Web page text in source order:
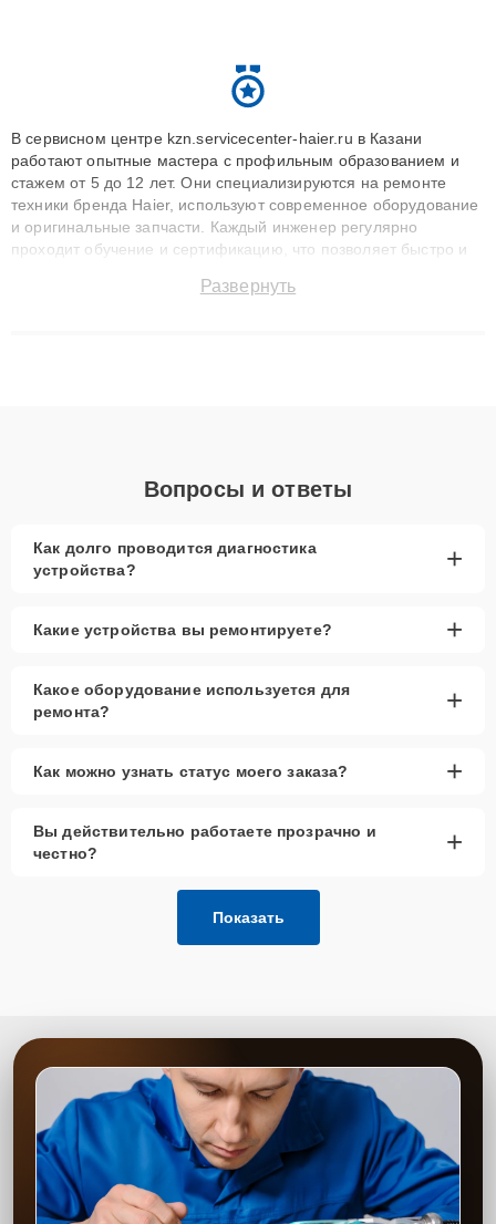
В сервисном центре kzn.servicecenter-haier.ru в Казани
работают опытные мастера с профильным образованием и
стажем от 5 до 12 лет. Они специализируются на ремонте
техники бренда Haier, используют современное оборудование
и оригинальные запчасти. Каждый инженер регулярно
проходит обучение и сертификацию, что позволяет быстро и
сохранением гарантии до 3 лет. Наши мастера решают
Развернуть
Вопросы и ответы
Как долго проводится диагностика
устройства?
+
Какие устройства вы ремонтируете? +
Какое оборудование используется для
ремонта?
+
Как можно узнать статус моего заказа? +
Вы действительно работаете прозрачно и
честно?
+
Показать